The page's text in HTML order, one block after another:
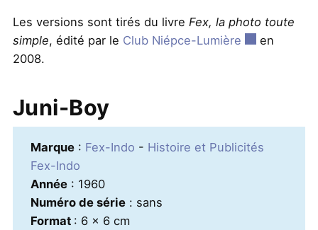
Les versions sont tirés du livre Fex, la photo toute
simple, édité par le Club Niépce-Lumière
en
2008.
Juni-Boy
Marque: Fex-Indo - Histoire et Publicités
Fex-Indo
Année: 1960
Numéro de série: sans
Format : 6 x 6 cm